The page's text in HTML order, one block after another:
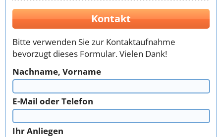
Kontakt
Bitte verwenden Sie zur Kontaktaufnahme
bevorzugt dieses Formular. Vielen Dank!
Nachname, Vorname
E-Mail oder Telefon
Ihr Anliegen